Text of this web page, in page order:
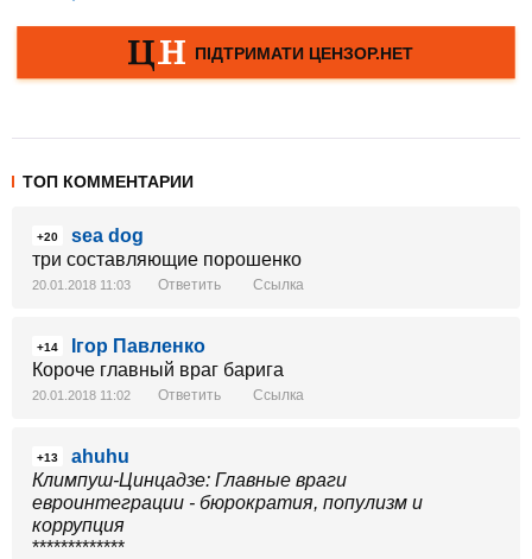
ТОП КОММЕНТАРИИ
+20
sea dog
три составляющие порошенко
20.01.2018 11:03 Ответить Ссылка
+14
Ігор Павленко
Короче главный враг барига
20.01.2018 11:02 Ответить Ссылка
+13
ahuhu
Климпуш-Цинцадзе: Главные враги
евроинтеграции - бюрократия, популизм и
коррупция
*************